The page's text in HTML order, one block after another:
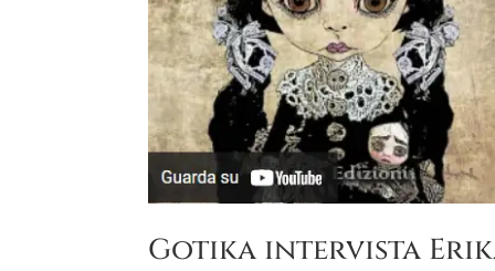
Gotika intervista